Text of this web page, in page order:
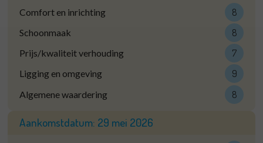
Comfort en inrichting 8
Schoonmaak 8
Prijs/kwaliteit verhouding 7
Ligging en omgeving 9
Algemene waardering 8
Aankomstdatum: 29 mei 2026